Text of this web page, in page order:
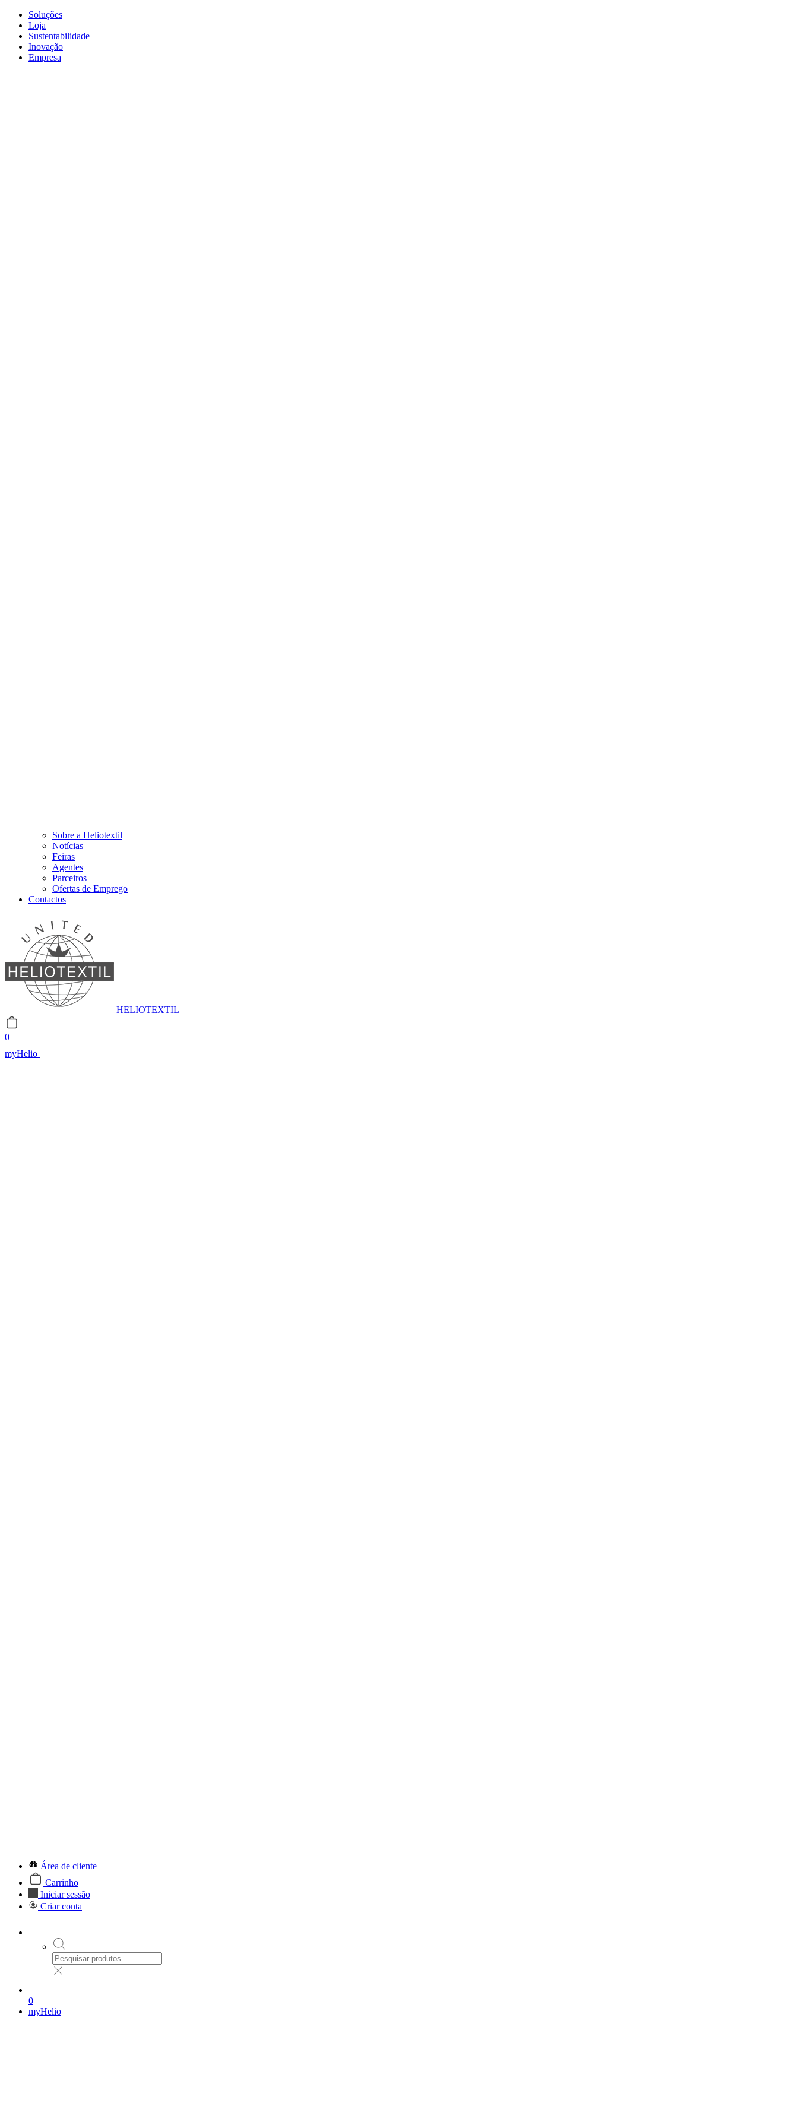
Soluções
Loja
Sustentabilidade
Inovação
Empresa
Sobre a Heliotextil
Notícias
Feiras
Agentes
Parceiros
Ofertas de Emprego
Contactos
HELIOTEXTIL
0
myHelio
Área de cliente
Carrinho
Iniciar sessão
Criar conta
0
myHelio